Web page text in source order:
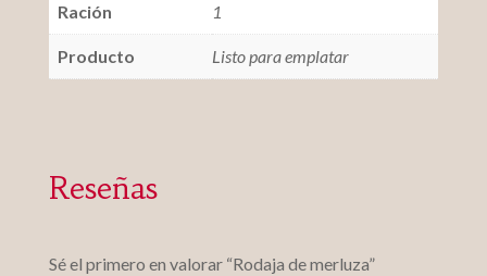
Ración 1
Producto Listo para emplatar
Reseñas
Sé el primero en valorar “Rodaja de merluza”